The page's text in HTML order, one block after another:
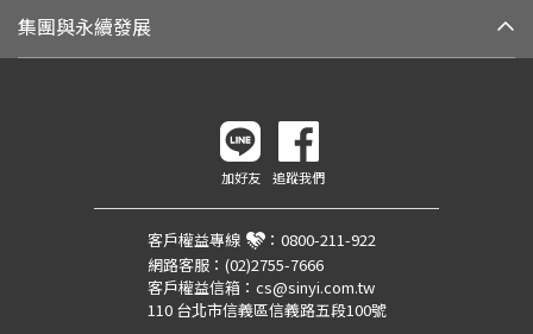
集團與永續發展
加好友 追蹤我們
客戶權益專線 ： 0800-211-922
網路客服： (02)2755-7666
客戶權益信箱： cs@sinyi.com.tw
110 台北市信義區信義路五段100號